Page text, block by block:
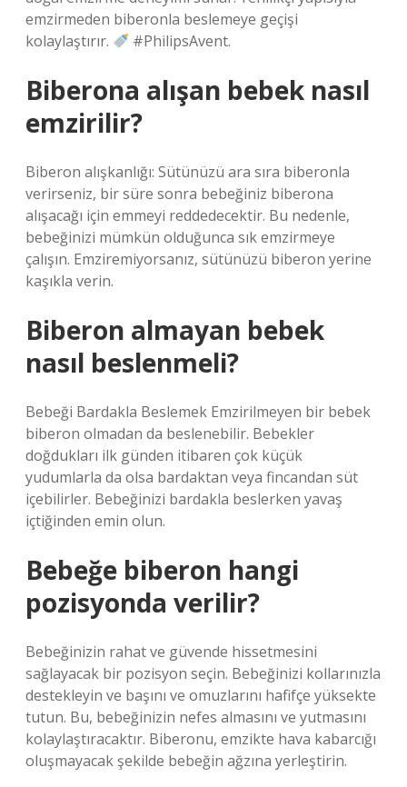
emzirmeden biberonla beslemeye geçişi
kolaylaştırır.
#PhilipsAvent.
Biberona alışan bebek nasıl
emzirilir?
Biberon alışkanlığı: Sütünüzü ara sıra biberonla
verirseniz, bir süre sonra bebeğiniz biberona
alışacağı için emmeyi reddedecektir. Bu nedenle,
bebeğinizi mümkün olduğunca sık emzirmeye
çalışın. Emziremiyorsanız, sütünüzü biberon yerine
kaşıkla verin.
Biberon almayan bebek
nasıl beslenmeli?
Bebeği Bardakla Beslemek Emzirilmeyen bir bebek
biberon olmadan da beslenebilir. Bebekler
doğdukları ilk günden itibaren çok küçük
yudumlarla da olsa bardaktan veya fincandan süt
içebilirler. Bebeğinizi bardakla beslerken yavaş
içtiğinden emin olun.
Bebeğe biberon hangi
pozisyonda verilir?
Bebeğinizin rahat ve güvende hissetmesini
sağlayacak bir pozisyon seçin. Bebeğinizi kollarınızla
destekleyin ve başını ve omuzlarını hafifçe yüksekte
tutun. Bu, bebeğinizin nefes almasını ve yutmasını
kolaylaştıracaktır. Biberonu, emzikte hava kabarcığı
oluşmayacak şekilde bebeğin ağzına yerleştirin.